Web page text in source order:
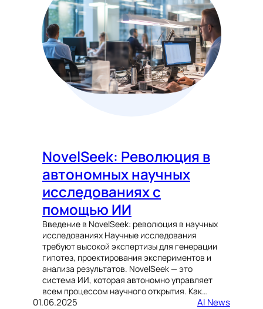
NovelSeek: Революция в
автономных научных
исследованиях с
помощью ИИ
Введение в NovelSeek: революция в научных
исследованиях Научные исследования
требуют высокой экспертизы для генерации
гипотез, проектирования экспериментов и
анализа результатов. NovelSeek — это
система ИИ, которая автономно управляет
всем процессом научного открытия. Как…
01.06.2025 AI News